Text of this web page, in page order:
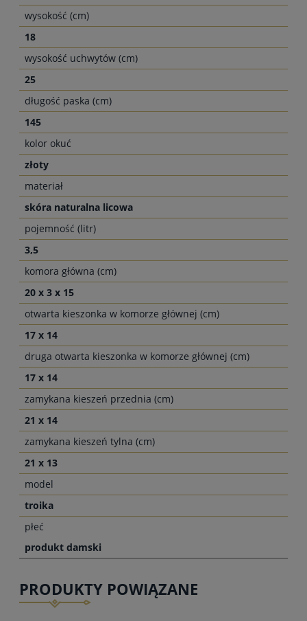
wysokość (cm)
18
wysokość uchwytów (cm)
25
długość paska (cm)
145
kolor okuć
złoty
materiał
skóra naturalna licowa
pojemność (litr)
3,5
komora główna (cm)
20 x 3 x 15
otwarta kieszonka w komorze głównej (cm)
17 x 14
druga otwarta kieszonka w komorze głównej (cm)
17 x 14
zamykana kieszeń przednia (cm)
21 x 14
zamykana kieszeń tylna (cm)
21 x 13
model
troika
płeć
produkt damski
PRODUKTY POWIĄZANE